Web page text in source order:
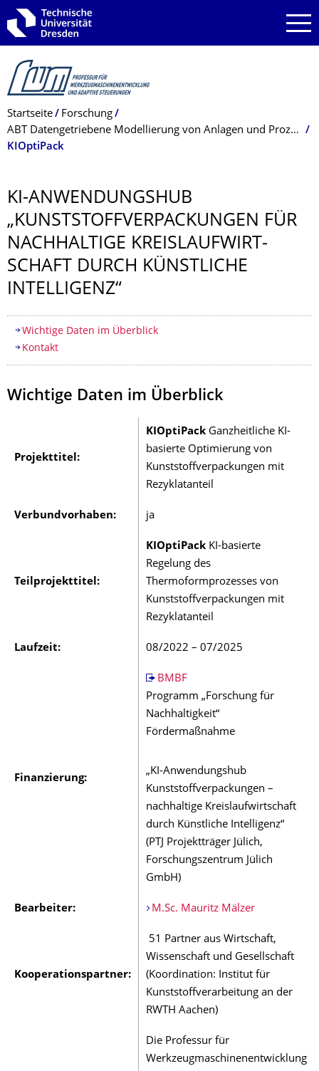
Zur Hauptnavigation springen
Zur Suche springen
Zum Inhalt springen
Breadcrumb-Menü
Startseite
Forschung
ABT Datengetriebene Modellierung von Anlagen und Prozessen
KIOptiPack
KI-ANWENDUNGSHUB
„KUNSTSTOFFVER­PACKUNGEN FÜR
NACHHALTIGE KREISLAUFWIRT­
SCHAFT DURCH KÜNSTLICHE
INTELLIGENZ“
Inhaltsverzeichnis
Wichtige Daten im Überblick
Kontakt
Wichtige Daten im Überblick
Projekttitel:
KIOptiPack Ganzheitliche KI-
basierte Optimierung von
Kunststoffverpackungen mit
Rezyklatanteil
Verbundvorhaben: ja
Teilprojekttitel:
KIOptiPack KI-basierte
Regelung des
Thermoformprozesses von
Kunststoffverpackungen mit
Rezyklatanteil
Laufzeit: 08/2022 – 07/2025
Finanzierung:
BMBF
Programm „Forschung für
Nachhaltigkeit“
Fördermaßnahme
„KI-Anwendungshub
Kunststoffverpackungen –
nachhaltige Kreislaufwirtschaft
durch Künstliche Intelligenz“
(PTJ Projektträger Jülich,
Forschungszentrum Jülich
GmbH)
Bearbeiter: M.Sc. Mauritz Mälzer
Kooperationspartner:
51 Partner aus Wirtschaft,
Wissenschaft und Gesellschaft
(Koordination: Institut für
Kunststoffverarbeitung an der
RWTH Aachen)
Die Professur für
Werkzeugmaschinenentwicklung